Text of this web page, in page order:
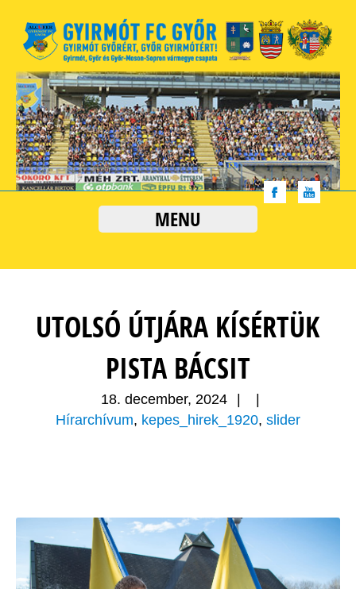
MENU
UTOLSÓ ÚTJÁRA KÍSÉRTÜK
PISTA BÁCSIT
18. december, 2024
Hírarchívum, kepes_hirek_1920, slider